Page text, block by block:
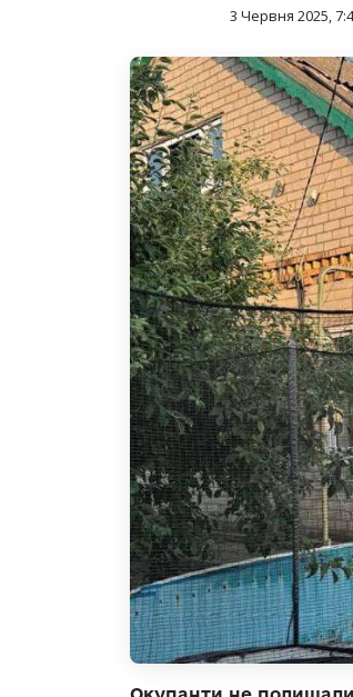
3 Червня 2025,